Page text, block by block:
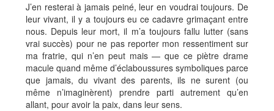
J’en resterai à jamais peiné, leur en voudrai toujours. De
leur vivant, il y a toujours eu ce cadavre grimaçant entre
nous. Depuis leur mort, il m’a toujours fallu lutter (sans
vrai succès) pour ne pas reporter mon ressentiment sur
ma fratrie, qui n’en peut mais — que ce piètre drame
macule quand même d’éclaboussures symboliques parce
que jamais, du vivant des parents, ils ne surent (ou
même n’imaginèrent) prendre parti autrement qu’en
allant, pour avoir la paix, dans leur sens.